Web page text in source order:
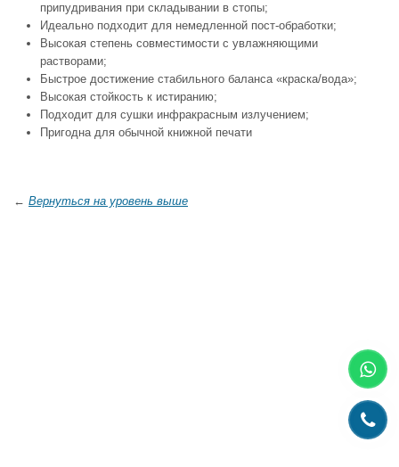
припудривания при складывании в стопы;
Идеально подходит для немедленной пост-обработки;
Высокая степень совместимости с увлажняющими
растворами;
Быстрое достижение стабильного баланса «краска/вода»;
Высокая стойкость к истиранию;
Подходит для сушки инфракрасным излучением;
Пригодна для обычной книжной печати
← Вернуться на уровень выше